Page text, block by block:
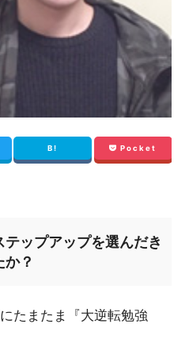
B! Pocket
ップアップを選んだき
か？
たまたま『大逆転勉強